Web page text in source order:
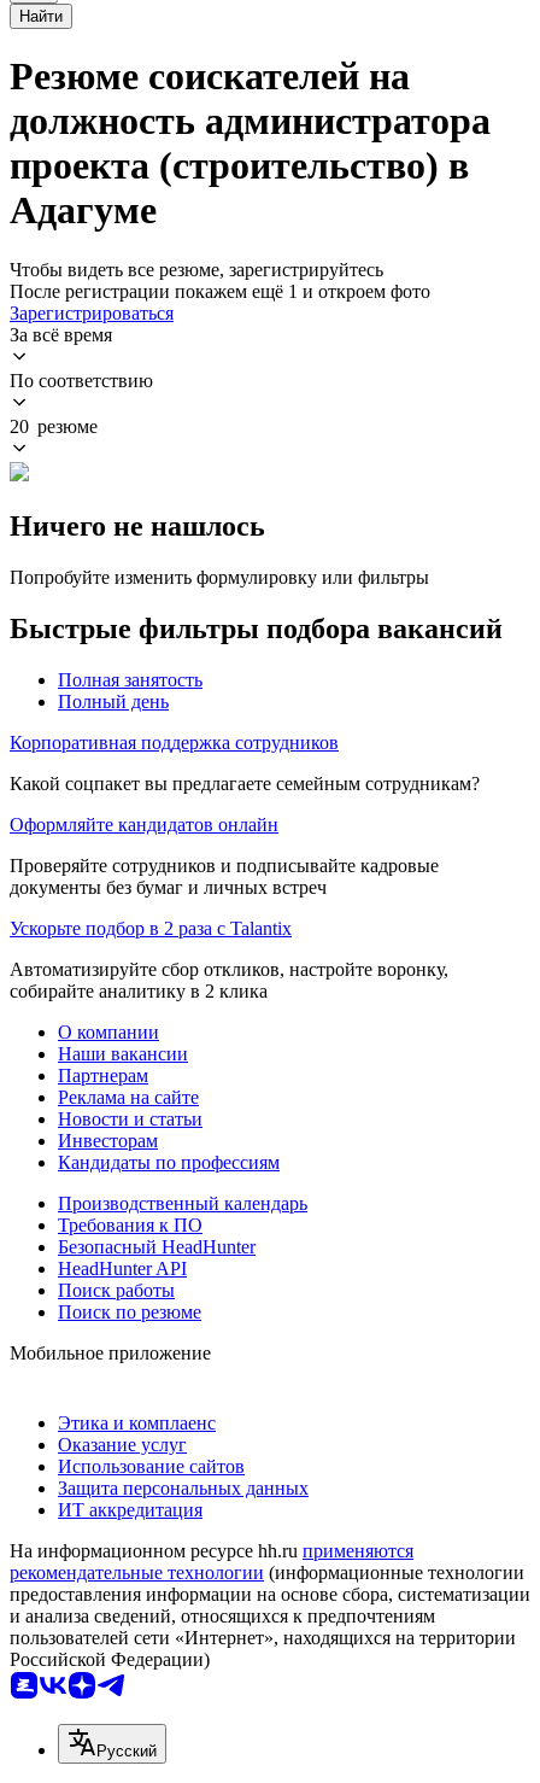
Найти
Резюме соискателей на
должность администратора
проекта (строительство) в
Адагуме
Чтобы видеть все резюме, зарегистрируйтесь
После регистрации покажем ещё 1 и откроем фото
Зарегистрироваться
За всё время
По соответствию
20 резюме
Ничего не нашлось
Попробуйте изменить формулировку или фильтры
Быстрые фильтры подбора вакансий
Полная занятость
Полный день
Корпоративная поддержка сотрудников
Какой соцпакет вы предлагаете семейным сотрудникам?
Оформляйте кандидатов онлайн
Проверяйте сотрудников и подписывайте кадровые
документы без бумаг и личных встреч
Ускорьте подбор в 2 раза с Talantix
Автоматизируйте сбор откликов, настройте воронку,
собирайте аналитику в 2 клика
О компании
Наши вакансии
Партнерам
Реклама на сайте
Новости и статьи
Инвесторам
Кандидаты по профессиям
Производственный календарь
Требования к ПО
Безопасный HeadHunter
HeadHunter API
Поиск работы
Поиск по резюме
Мобильное приложение
Этика и комплаенс
Оказание услуг
Использование сайтов
Защита персональных данных
ИТ аккредитация
На информационном ресурсе hh.ru применяются
рекомендательные технологии (информационные технологии
предоставления информации на основе сбора, систематизации
и анализа сведений, относящихся к предпочтениям
пользователей сети «Интернет», находящихся на территории
Российской Федерации)
Русский